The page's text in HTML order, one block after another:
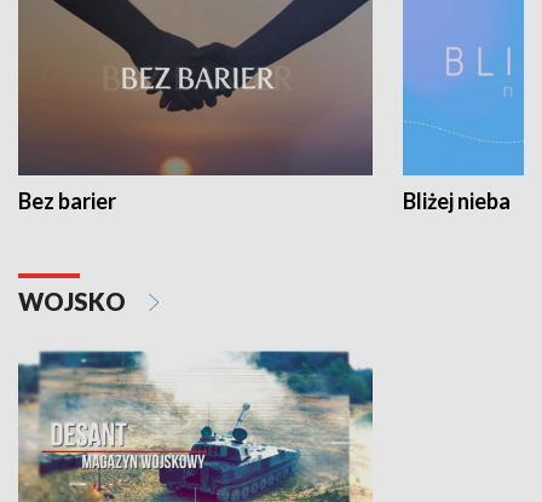
Bez barier Bliżej nieba
WOJSKO